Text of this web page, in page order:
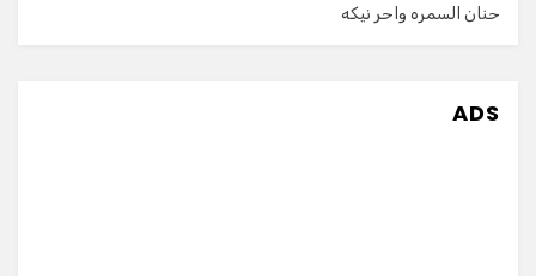
حنان السمره واحر نيكه
ADS